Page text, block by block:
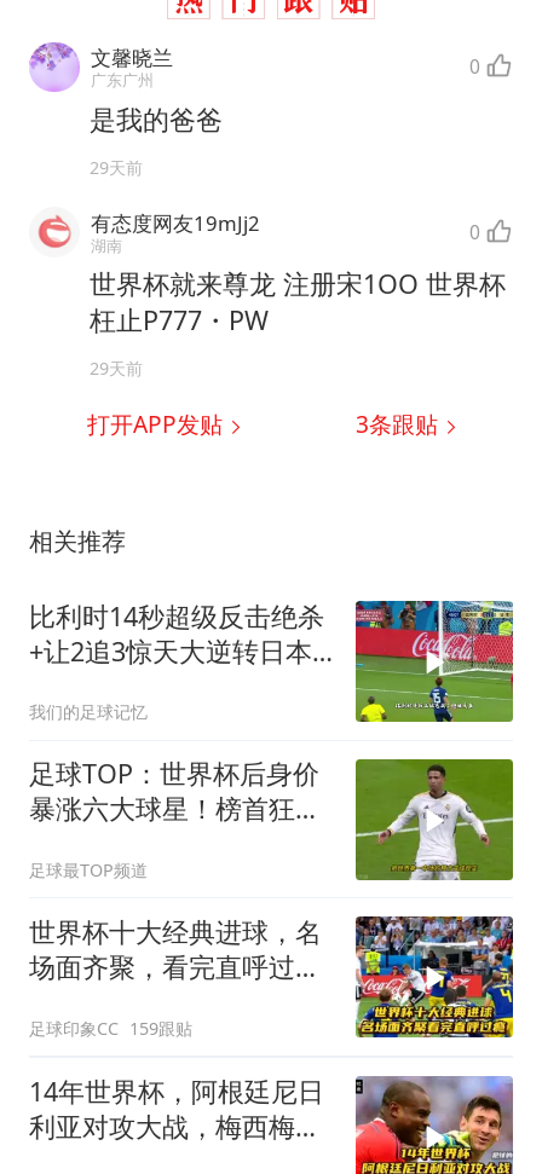
文馨晓兰
广东广州 0
是我的爸爸
29天前
有态度网友19mJj2
湖南 0
世界杯就来尊龙 注册宋1OO 世界杯
枉止P777・PW
29天前
打开APP发贴 3条跟贴
相关推荐
比利时14秒超级反击绝杀
+让2追3惊天大逆转日本
我们的足球记忆
足球TOP：世界杯后身价
暴涨六大球星！榜首狂涨
足球最TOP频道
世界杯十大经典进球，名
场面齐聚，看完直呼过
足球印象CC 159跟贴
14年世界杯，阿根廷尼日
利亚对攻大战，梅西梅开